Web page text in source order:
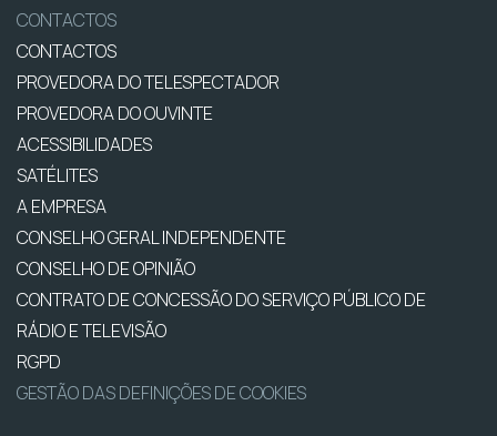
CONTACTOS
CONTACTOS
PROVEDORA DO TELESPECTADOR
PROVEDORA DO OUVINTE
ACESSIBILIDADES
SATÉLITES
A EMPRESA
CONSELHO GERAL INDEPENDENTE
CONSELHO DE OPINIÃO
CONTRATO DE CONCESSÃO DO SERVIÇO PÚBLICO DE
RÁDIO E TELEVISÃO
RGPD
GESTÃO DAS DEFINIÇÕES DE COOKIES